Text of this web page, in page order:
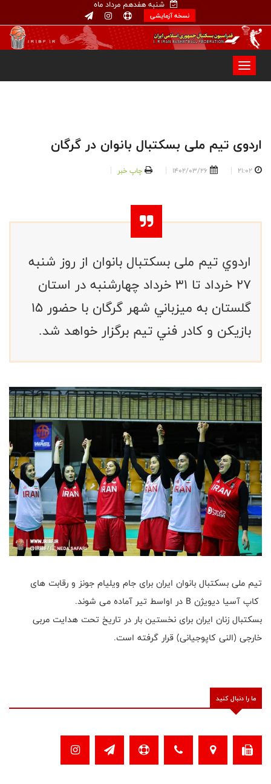
شنبه هفدهم مرداد ماه
نسخه آزمایشی
اردوی تیم ملی بسکتبال بانوان در گرگان
21:02
1402/03/26 چاپ خبر
اردوي تيم ملی بسکتبال بانوان از روز شنبه
٢٧ خرداد تا ٣١ خرداد چهارشنبه در استان
گلستان به ميزباني شهر گرگان با حضور ١٥
بازيكن و كادر فني تيم برگزار خواهد شد.
تیم ملی بسکتبال بانوان ایران برای جام ویلیام جونز و رقابت های
کاپ آسیا دیویژن B در اواسط تیر آماده می شوند.
بسکتبال زنان ایران برای نخستین بار در تاریخ تحت هدایت مربی
خارجی (النی کاپوجیانی) قرار گرفته است.
ما را دنبال کنید